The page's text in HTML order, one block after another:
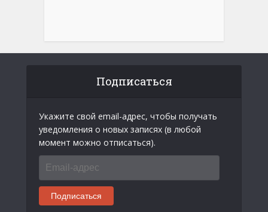
Подписаться
Укажите свой email-адрес, чтобы получать
уведомления о новых записях (в любой
момент можно отписаться).
Email-
адрес
Подписаться